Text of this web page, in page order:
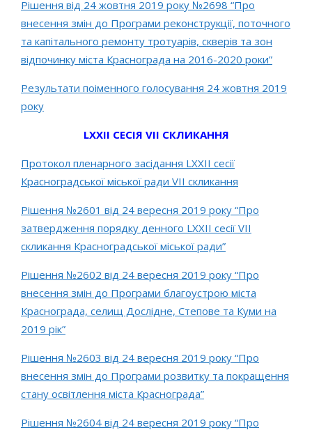
Рішення від 24 жовтня 2019 року №2698 “Про
внесення змін до Програми реконструкції, поточного
та капітального ремонту тротуарів, скверів та зон
відпочинку міста Краснограда на 2016-2020 роки”
Результати поіменного голосування 24 жовтня 2019
року
LXXІІ СЕСІЯ VII СКЛИКАННЯ
Протокол пленарного засідання LХХІІ сесії
Красноградської міської ради VІІ скликання
Рішення №2601 від 24 вересня 2019 року “Про
затвердження порядку денного LХХІІ сесії VІІ
скликання Красноградської міської ради”
Рішення №2602 від 24 вересня 2019 року “Про
внесення змін до Програми благоустрою міста
Краснограда, селищ Дослідне, Степове та Куми на
2019 рік”
Рішення №2603 від 24 вересня 2019 року “Про
внесення змін до Програми розвитку та покращення
стану освітлення міста Краснограда”
Рішення №2604 від 24 вересня 2019 року “Про